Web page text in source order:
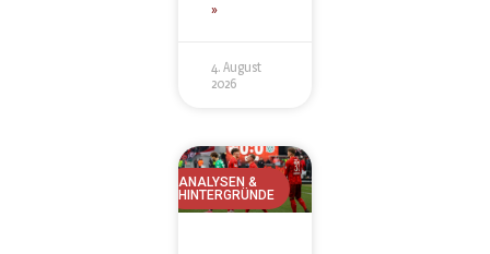
»
4. August
2026
ANALYSEN &
HINTERGRÜNDE